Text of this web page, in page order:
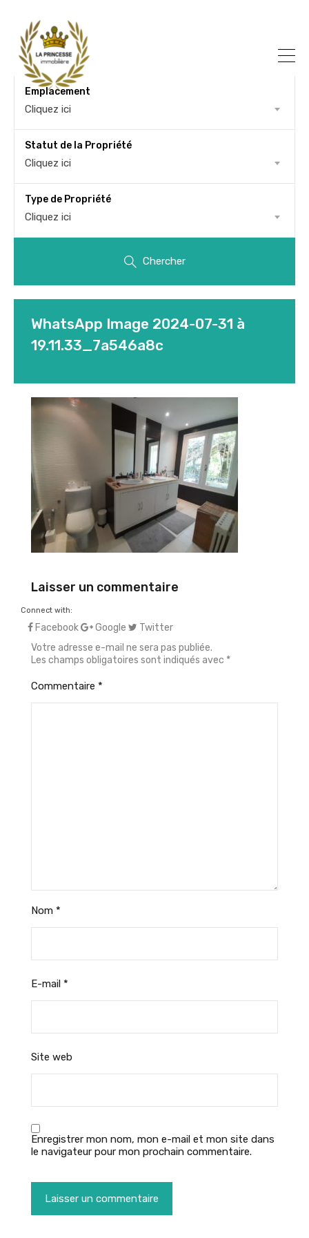
Emplacement
Cliquez ici
Statut de la Propriété
Cliquez ici
Type de Propriété
Cliquez ici
Chercher
WhatsApp Image 2024-07-31 à
19.11.33_7a546a8c
Laisser un commentaire
Connect with:
Facebook Google
Twitter
Votre adresse e-mail ne sera pas publiée.
Les champs obligatoires sont indiqués avec *
Commentaire *
Nom *
E-mail *
Site web
Enregistrer mon nom, mon e-mail et mon site dans
le navigateur pour mon prochain commentaire.